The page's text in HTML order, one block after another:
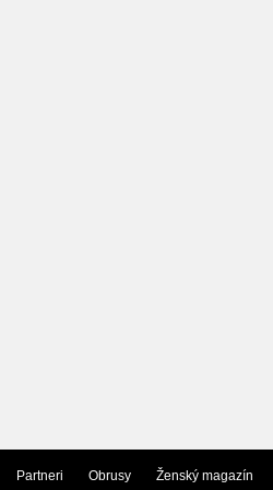
Partneri Obrusy Ženský magazín